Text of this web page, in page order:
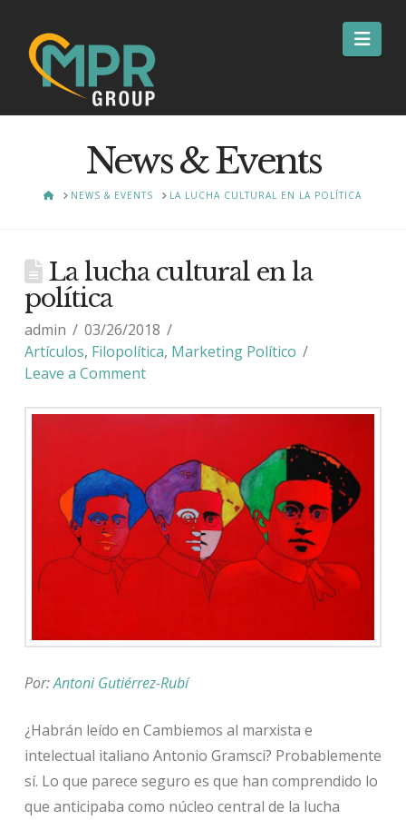
News & Events
HOMENEWS & EVENTS LA LUCHA CULTURAL EN LA POLÍTICA
La lucha cultural en la
política
admin
03/26/2018
Artículos, Filopolítica, Marketing Político
Leave a Comment
Por:Antoni Gutiérrez-Rubí
¿Habrán leído en Cambiemos al marxista e
intelectual italiano Antonio Gramsci? Probablemente
sí. Lo que parece seguro es que han comprendido lo
que anticipaba como núcleo central de la lucha